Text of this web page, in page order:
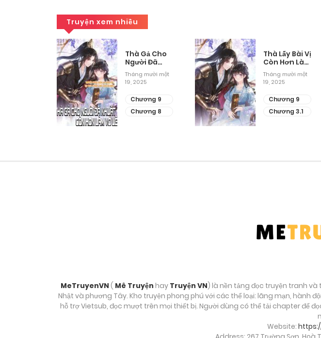
Chương 35
Chương 34
Chương 33
Chương 32
Chương 7
Truyện xem nhiều
Thà Gả Cho
Người Đã
Khuất Còn
Hơn Làm Vợ
Lẽ
Tháng mười một
19, 2025
Chương 9
Chương 8
Thà Lấy Bài Vị
Còn Hơn Làm
Thiếp
Tháng mười một
19, 2025
Chương 9
Chương 3.1
MeTruyenVN ( Mê Truyện hay Truyện VN) là nền tảng đọc truyện tranh và
Nhật và phương Tây. Kho truyện phong phú với các thể loại: lãng mạn, hành
hỗ trợ Vietsub, đọc mượt trên mọi thiết bị. Người dùng có thể tải chapter để
Website: